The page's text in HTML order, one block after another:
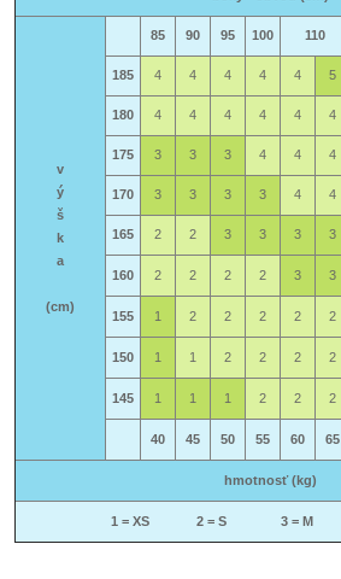
v
ý
š
k
a
(cm)
85 90 95 100 110
185 4 4 4 4 4 5
180 4 4 4 4 4 4
175 3 3 3 4 4 4
170 3 3 3 3 4 4
165 2 2 3 3 3 3
160 2 2 2 2 3 3
155 1 2 2 2 2 2
150 1 1 2 2 2 2
145 1 1 1 2 2 2
40 45 50 55 60 65
hmotnosť (kg)
1 = XS 2 = S 3 = M